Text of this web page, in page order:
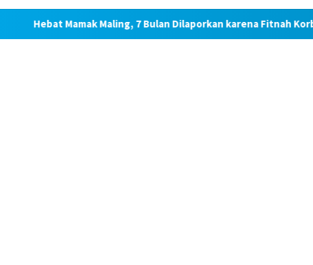
Maling, 7 Bulan Dilaporkan karena Fitnah Korban Pencurian